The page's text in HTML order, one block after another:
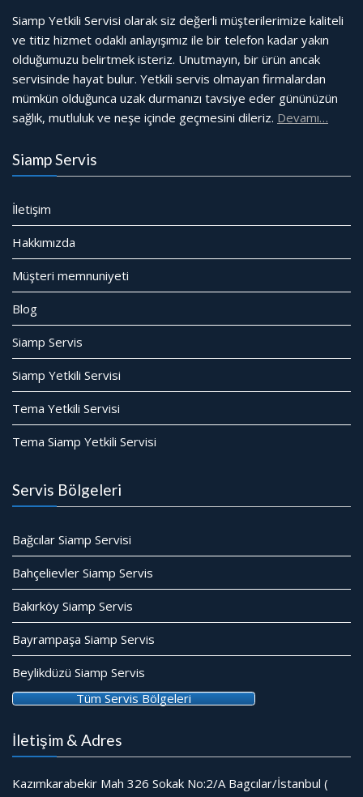
Siamp Yetkili Servisi olarak siz değerli müşterilerimize kaliteli
ve titiz hizmet odaklı anlayışımız ile bir telefon kadar yakın
olduğumuzu belirtmek isteriz. Unutmayın, bir ürün ancak
servisinde hayat bulur. Yetkili servis olmayan firmalardan
mümkün olduğunca uzak durmanızı tavsiye eder gününüzün
sağlık, mutluluk ve neşe içinde geçmesini dileriz. Devamı…
Siamp Servis
İletişim
Hakkımızda
Müşteri memnuniyeti
Blog
Siamp Servis
Siamp Yetkili Servisi
Tema Yetkili Servisi
Tema Siamp Yetkili Servisi
Servis Bölgeleri
Bağcılar Siamp Servisi
Bahçelievler Siamp Servis
Bakırköy Siamp Servis
Bayrampaşa Siamp Servis
Beylikdüzü Siamp Servis
Tüm Servis Bölgeleri
İletişim & Adres
Kazımkarabekir Mah 326 Sokak No:2/A Bagcılar/İstanbul (